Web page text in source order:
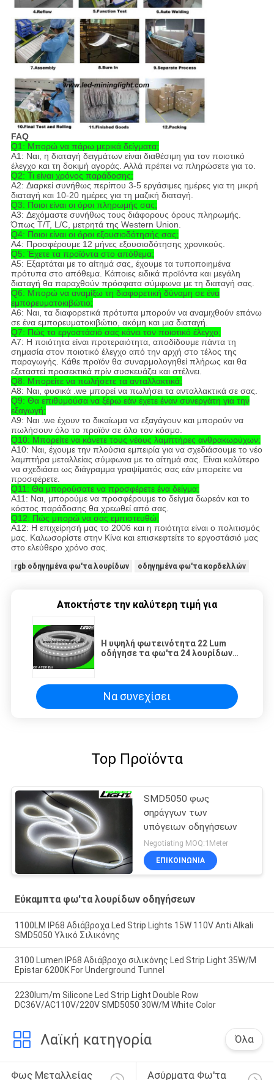
FAQ
Q1: Μπορώ να πάρω μερικά δείγματα;
Α1: Ναι, η διαταγή δειγμάτων είναι διαθέσιμη για τον ποιοτικό
έλεγχο και τη δοκιμή αγοράς. Αλλά πρέπει να πληρώσετε για το.
Q2: Τι είναι χρόνος παράδοσης;
A2: Διαρκεί συνήθως περίπου 3-5 εργάσιμες ημέρες για τη μικρή
διαταγή και 10-20 ημέρες για τη μαζική διαταγή.
Q3: Ποιοι είναι οι όροι πληρωμής σας;
A3: Δεχόμαστε συνήθως τους διάφορους όρους πληρωμής.
Όπως T/T, L/C, μετρητά της Western Union.
Q4: Ποιοι είναι οι όροι εξουσιοδότησής σας;
A4: Προσφέρουμε 12 μήνες εξουσιοδότησης χρονικούς.
Q5: Έχετε τα προϊόντα στο απόθεμα;
A5: Εξαρτάται με το αίτημά σας, έχουμε τα τυποποιημένα
πρότυπα στο απόθεμα. Κάποιες ειδικά προϊόντα και μεγάλη
διαταγή θα παραχθούν πρόσφατα σύμφωνα με τη διαταγή σας.
Q6: Μπορώ να αναμίξω τη διαφορετική δύναμη σε ένα
εμπορευματοκιβώτιο;
A6: Ναι, τα διαφορετικά πρότυπα μπορούν να αναμιχθούν επάνω
σε ένα εμπορευματοκιβώτιο, ακόμη και μια διαταγή.
Q7: Πώς το εργοστάσιό σας κάνει τον ποιοτικό έλεγχο;
A7: Η ποιότητα είναι προτεραιότητα, αποδίδουμε πάντα τη
σημασία στον ποιοτικό έλεγχο από την αρχή στο τέλος της
παραγωγής. Κάθε προϊόν θα συναρμολογηθεί πλήρως και θα
εξεταστεί προσεκτικά πρίν συσκευάζει και στέλνει.
Q8: Μπορείτε να πωλήσετε τα ανταλλακτικά;
A8: Ναι, φυσικά .we μπορεί να πωλήσει τα ανταλλακτικά σε σας.
Q9: Θα επιθυμούσα να ξέρω εάν έχετε έναν συνεργάτη για την
εξαγωγή;
A9: Ναι .we έχουν το δικαίωμα να εξαγάγουν και μπορούν να
πωλήσουν όλο το προϊόν σε όλο τον κόσμο.
Q10: Μπορείτε να κάνετε τους νέους λαμπτήρες ανθρακωρύχων;
A10: Ναι, έχουμε την πλούσια εμπειρία για να σχεδιάσουμε το νέο
λαμπτήρα μεταλλείας σύμφωνα με το αίτημά σας. Είναι καλύτερο
να σχεδιάσει ως διάγραμμα γραψίματός σας εάν μπορείτε να
προσφέρετε.
Q11: Θα μπορούσατε να προσφέρετε ένα δείγμα;
A11: Ναι, μπορούμε να προσφέρουμε το δείγμα δωρεάν και το
κόστος παράδοσης θα χρεωθεί από σας.
Q12: Πώς μπορώ να σας εμπιστευθώ;
A12: Η επιχείρησή μας το 2006 και η ποιότητα είναι ο πολιτισμός
μας. Καλωσορίστε στην Κίνα και επισκεφτείτε το εργοστάσιό μας
στο ελεύθερο χρόνο σας.
rgb οδηγημένα φω'τα λουρίδων οδηγημένα φω'τα κορδελλών
Αποκτήστε την καλύτερη τιμή για
Η υψηλή φωτεινότητα 22 Lum
οδήγησε τα φω'τα 24 λουρίδων
Να συνεχίσει
Top Προϊόντα
SMD5050 φως
σηράγγων των
υπόγειων οδηγήσεων
Negotiating MOQ:1Meter
ΕΠΙΚΟΙΝΩΝΙΑ
Εύκαμπτα φω'τα λουρίδων οδηγήσεων
1100LM IP68 Αδιάβροχα Led Strip Lights 15W 110V Anti Alkali
SMD5050 Υλικό Σιλικόνης
3100 Lumen IP68 Αδιάβροχο σιλικόνης Led Strip Light 35W/M
Epistar 6200K For Underground Tunnel
2230lum/m Silicone Led Strip Light Double Row
DC36V/AC110V/220V SMD5050 30W/M White Color
Λαϊκή κατηγορία Όλα
Φως Μεταλλείας Ασύρματα Φω'τα